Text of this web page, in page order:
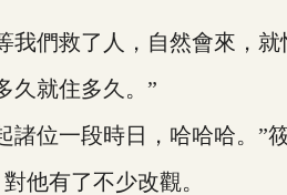
們救了人，自然會來，就
就住多久。”
位一段時日，哈哈哈。”筱
他有了不少改觀。